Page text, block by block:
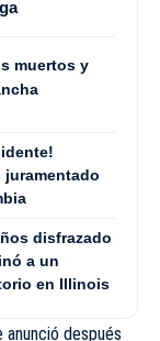
muertos y
juramentado
disfrazado
a un
en Illinois
anunció después